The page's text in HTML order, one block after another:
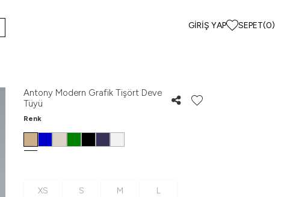
GIRIŞ YAP SEPET(0)
Antony Modern Grafik Tişört Deve
Tüyü
Renk
XS S M L